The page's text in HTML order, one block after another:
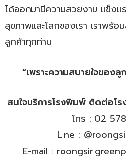
ได้ออกมามีความสวยงาม แข็งแ
สุขภาพและโลกของเรา เราพร้
ลูกค้าทุกท่าน
“เพราะความสบายใจของลู
สนใจบริการโรงพิมพ์ ติดต่อโ
โทร : 02
Line :
E-mail :